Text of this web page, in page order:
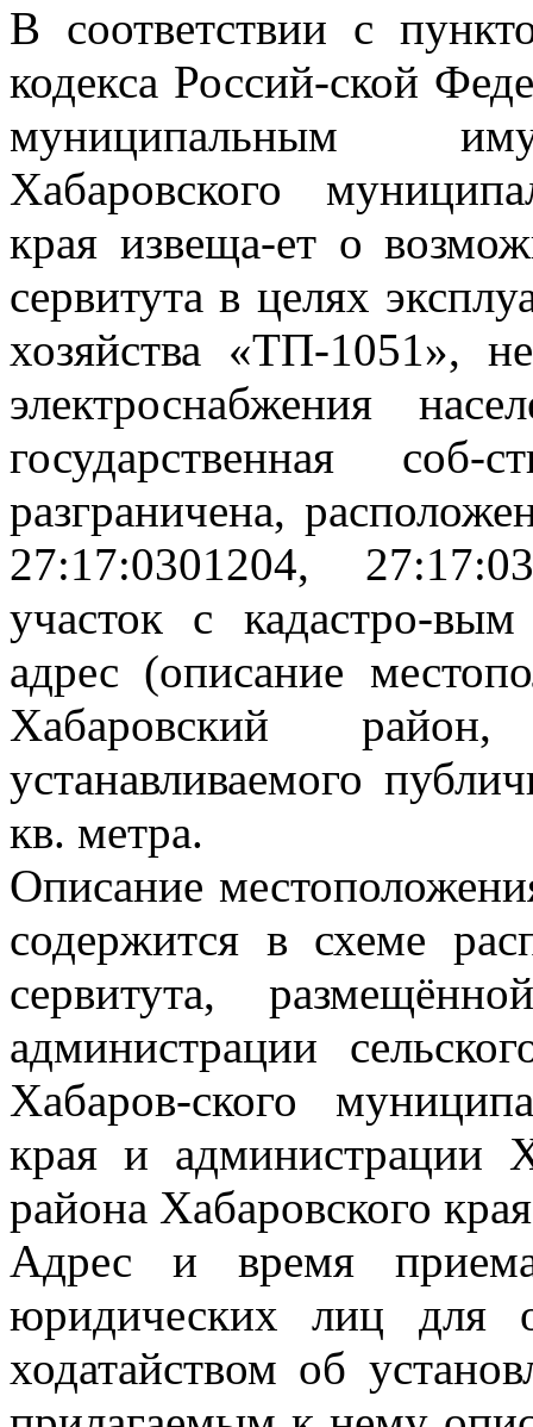
В соответствии с
кодекса Россий-ской
муниципальным
Хабаровского
края извеща-ет о
сервитута в целях
хозяйства «ТП-1051»,
электроснабжения
государственная
разграничена,
27:17:0301204,
участок с кадастро-
адрес (описание
Хабаровский
устанавливаемого
кв. метра.
Описание
содержится в схеме
сервитута,
администрации
Хабаров-ского
края и администрации
района Хабаровского
Адрес и время
юридических лиц для
ходатайством об